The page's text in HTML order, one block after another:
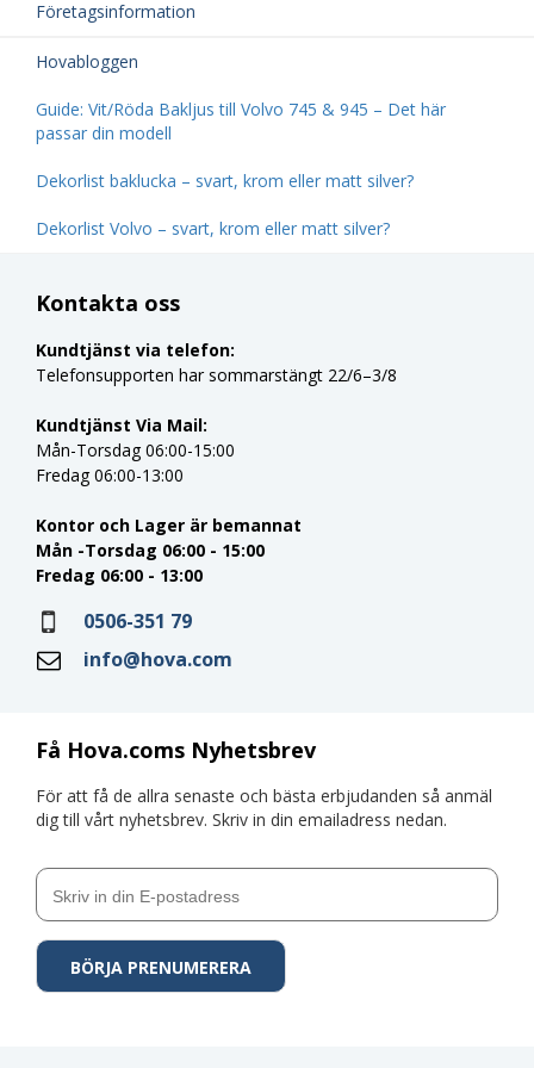
Företagsinformation
Hovabloggen
Guide: Vit/Röda Bakljus till Volvo 745 & 945 – Det här
passar din modell
Dekorlist baklucka – svart, krom eller matt silver?
Dekorlist Volvo – svart, krom eller matt silver?
Få Hova.coms Nyhetsbrev
För att få de allra senaste och bästa erbjudanden så anmäl
dig till vårt nyhetsbrev. Skriv in din emailadress nedan.
Kontakta oss
Kundtjänst via telefon:
Telefonsupporten har sommarstängt 22/6–3/8
Kundtjänst Via Mail:
Mån-Torsdag 06:00-15:00
Fredag 06:00-13:00
Kontor och Lager är bemannat
Mån -Torsdag 06:00 - 15:00
Fredag 06:00 - 13:00
0506-351 79
info@hova.com